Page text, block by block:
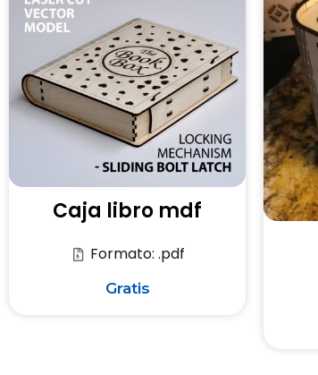
Caja libro mdf
Formato: .pdf
Gratis